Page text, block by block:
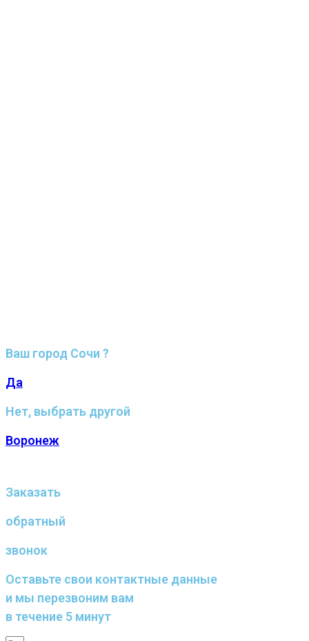
Ваш город Сочи ?
Да
Нет, выбрать другой
Воронеж
Заказать
обратный
звонок
Оставьте свои контактные данные
и мы перезвоним вам
в течение 5 минут